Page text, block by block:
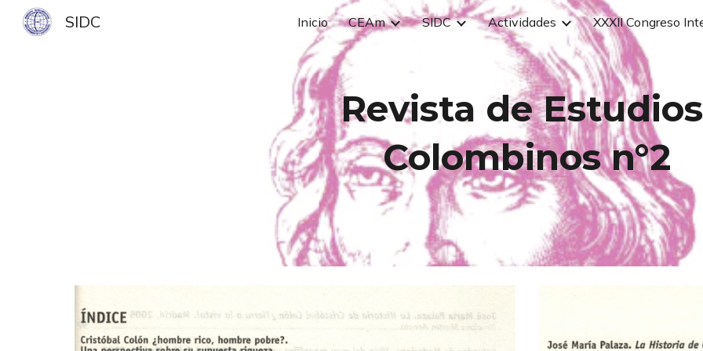
Skip to main content Skip to
SIDC Inicio CEAm SIDC Actividades
Revista de E
Colombinos n°2